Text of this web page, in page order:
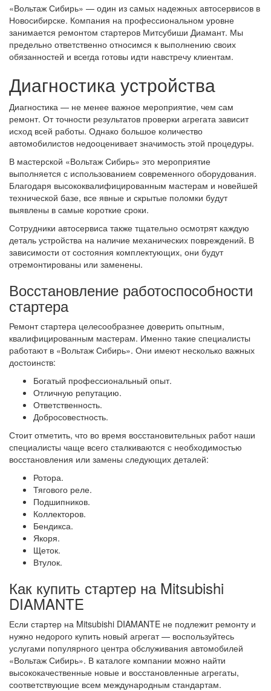
«Вольтаж Сибирь» — один из самых надежных автосервисов в
Новосибирске. Компания на профессиональном уровне
занимается ремонтом стартеров Митсубиши Диамант. Мы
предельно ответственно относимся к выполнению своих
обязанностей и всегда готовы идти навстречу клиентам.
Диагностика устройства
Диагностика — не менее важное мероприятие, чем сам
ремонт. От точности результатов проверки агрегата зависит
исход всей работы. Однако большое количество
автомобилистов недооценивает значимость этой процедуры.
В мастерской «Вольтаж Сибирь» это мероприятие
выполняется с использованием современного оборудования.
Благодаря высококвалифицированным мастерам и новейшей
технической базе, все явные и скрытые поломки будут
выявлены в самые короткие сроки.
Сотрудники автосервиса также тщательно осмотрят каждую
деталь устройства на наличие механических повреждений. В
зависимости от состояния комплектующих, они будут
отремонтированы или заменены.
Восстановление работоспособности
стартера
Ремонт стартера целесообразнее доверить опытным,
квалифицированным мастерам. Именно такие специалисты
работают в «Вольтаж Сибирь». Они имеют несколько важных
достоинств:
Богатый профессиональный опыт.
Отличную репутацию.
Ответственность.
Добросовестность.
Стоит отметить, что во время восстановительных работ наши
специалисты чаще всего сталкиваются с необходимостью
восстановления или замены следующих деталей:
Ротора.
Тягового реле.
Подшипников.
Коллекторов.
Бендикса.
Якоря.
Щеток.
Втулок.
Как купить стартер на Mitsubishi
DIAMANTE
Если стартер на Mitsubishi DIAMANTE не подлежит ремонту и
нужно недорого купить новый агрегат — воспользуйтесь
услугами популярного центра обслуживания автомобилей
«Вольтаж Сибирь». В каталоге компании можно найти
высококачественные новые и восстановленные агрегаты,
соответствующие всем международным стандартам.